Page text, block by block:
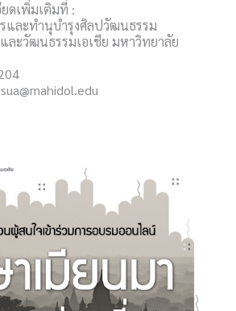
ดเพิ่มเติมที่ :
รและทำนุบำรุงศิลปวัฒนธรรม
ละวัฒนธรรมเอเชีย มหาวิทยาลัย